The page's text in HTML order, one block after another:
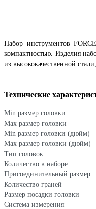
Набор инструментов
компактностью. Изделия
из высококачественной
Технические
Min размер головки
Max размер головки
Min размер головки (дюйм)
Max размер головки (дюйм)
Тип головок
Количество в наборе
Присоединительный размер
Количество граней
Размер посадки головки
Система измерения